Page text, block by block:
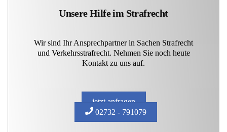
Unsere Hilfe im Strafrecht
Wir sind Ihr Ansprechpartner in Sachen Strafrecht
und Verkehrsstrafrecht. Nehmen Sie noch heute
Kontakt zu uns auf.
jetzt anfragen
02732 - 791079